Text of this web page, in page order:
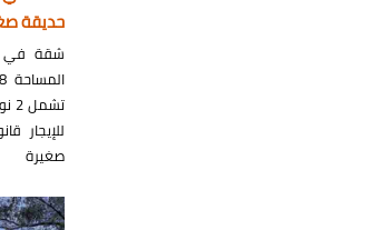
حديقة
شقة في
المساحة 88 متر
صغيرة